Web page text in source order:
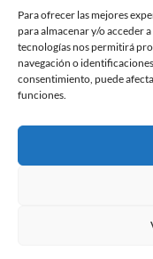
Para ofrecer las mejores
para almacenar y/o acceder
tecnologías nos permitirá
navegación o
consentimiento, puede
funciones.
© 1998 - 2026